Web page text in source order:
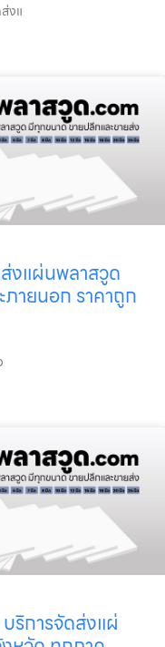
งแ
งแผ่นพลาสวูด
ายนอก ราคาถูก
ริการจัดส่งแผ่